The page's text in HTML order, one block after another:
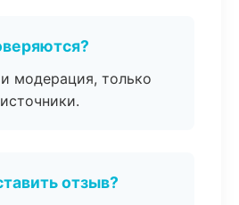
модерация, только
отзыв?